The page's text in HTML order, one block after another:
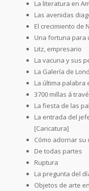
La literatura en
Las avenidas
El crecimiento de
Una fortuna para
Litz, empresario
La vacuna y sus
La Galería de
La última palabra
3700 millas á
La fiesta de las
La entrada del
[Caricatura]
Cómo adornar su
De todas partes
Ruptura
La pregunta del
Objetos de arte